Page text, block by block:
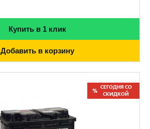
Купить в 1 клик
Добавить в корзину
СЕГОДНЯ СО
СКИДКОЙ